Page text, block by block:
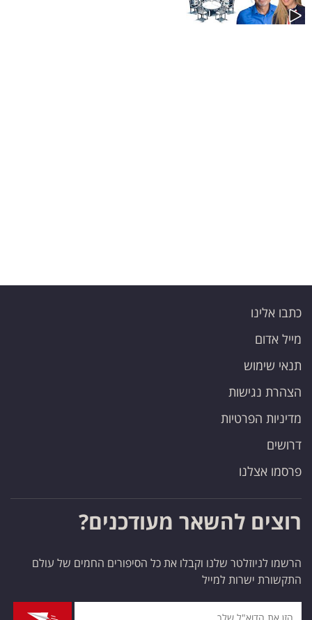
40
פרסמו
באייס
עקבו
אחרינו:
כתבו אלינו
מייל אדום
תנאי שימוש
הצהרת נגישות
מדיניות הפרטיות
דרושים
פרסמו אצלנו
רוצים להשאר מעודכנים?
הרשמו לניוזלטר שלנו וקבלו את כל הסיפורים החמים של עולם
התקשורת ישרות למייל